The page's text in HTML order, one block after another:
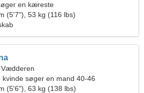
en kæreste
(5'7"), 53 kg (116 lbs)
Vædderen
kvinde søger en mand 40-46
(5'6"), 63 kg (138 lbs)